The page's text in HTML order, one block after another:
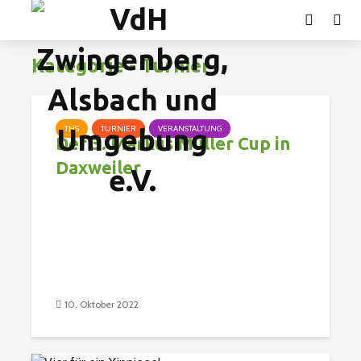
Kategorie - Turnier
THS TURNIER VERANSTALTUNG
Der 3. Markus Müller Cup in
Daxweiler
10. Oktober 2022